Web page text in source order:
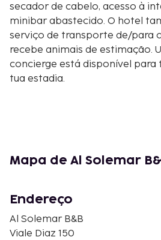
secador de cabelo, acesso à
minibar abastecido. O hotel
serviço de transporte de/para
recebe animais de estimação.
concierge está disponível para
tua estadia.
Mapa de Al Solemar
Endereço
Al Solemar B&B
Viale Diaz 150